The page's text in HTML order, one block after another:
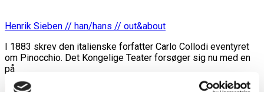
Henrik Sieben // han/hans // out&about
I 1883 skrev den italienske forfatter Carlo Collodi eventyret
om Pinocchio. Det Kongelige Teater forsøger sig nu med en
på
Læs mere